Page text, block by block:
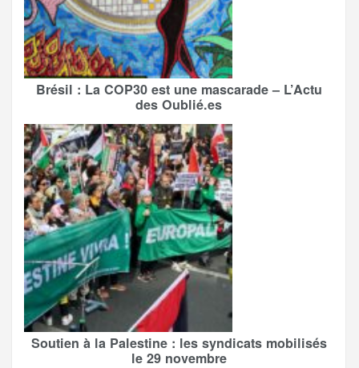
Brésil : La COP30 est une mascarade – L’Actu
des Oublié.es
Soutien à la Palestine : les syndicats mobilisés
le 29 novembre